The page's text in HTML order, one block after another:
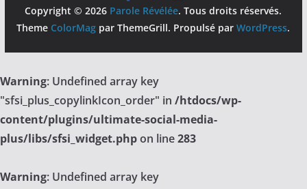
Copyright © 2026 Parole Révélée. Tous droits réservés.
Theme ColorMag par ThemeGrill. Propulsé parWordPress.
Warning: Undefined array key
"sfsi_plus_copylinkIcon_order" in /htdocs/wp-
content/plugins/ultimate-social-media-
plus/libs/sfsi_widget.phpon line283
Warning: Undefined array key